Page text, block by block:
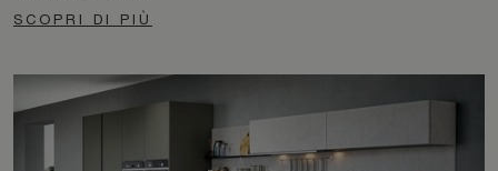
SCOPRI DI PIÙ